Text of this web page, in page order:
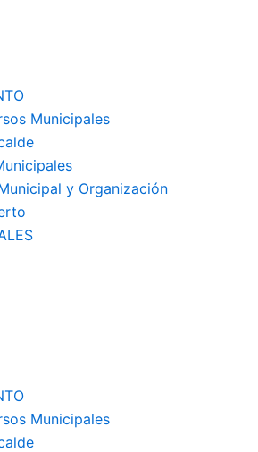
Municipales
y Organización
Municipales